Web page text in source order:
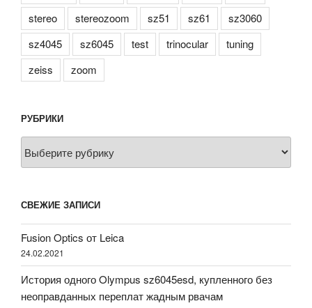
stereo
stereozoom sz51 sz61
sz3060
sz4045
sz6045 test trinocular
tuning
zeiss
zoom
РУБРИКИ
СВЕЖИЕ ЗАПИСИ
Fusion Optics от Leica
24.02.2021
История одного Olympus sz6045esd, купленного без
неоправданных переплат жадным рвачам